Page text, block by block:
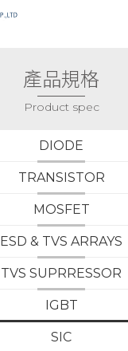
產品規格
Product spec
DIODE
TRANSISTOR
MOSFET
ESD & TVS ARRAYS
TVS SUPRRESSOR
IGBT
SIC